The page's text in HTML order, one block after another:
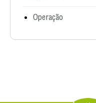
Operação